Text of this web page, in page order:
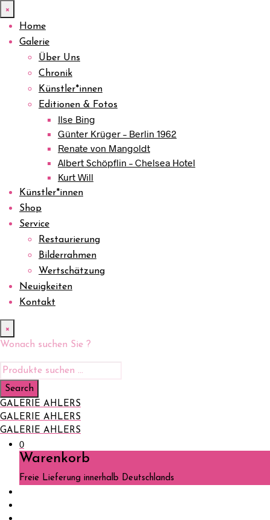
×
Home
Galerie
Über Uns
Chronik
Künstler*innen
Editionen & Fotos
Ilse Bing
Günter Krüger – Berlin 1962
Renate von Mangoldt
Albert Schöpflin – Chelsea Hotel
Kurt Will
Künstler*innen
Shop
Service
Restaurierung
Bilderrahmen
Wertschätzung
Neuigkeiten
Kontakt
×
Wonach suchen Sie ?
GALERIE AHLERS
GALERIE AHLERS
GALERIE AHLERS
0
Warenkorb
Freie Lieferung innerhalb Deutschlands